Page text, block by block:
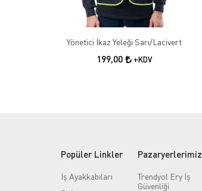
Yönetici İkaz Yeleği Sarı/Lacivert
199,00 +KDV
Popüler Linkler
İş Ayakkabıları
Pazaryerlerimiz
Trendyol Ery İş
Güvenliği